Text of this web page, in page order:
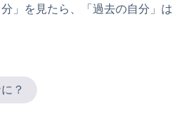
」を見たら、「過去の自分」は
？